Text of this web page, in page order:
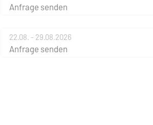
Anfrage senden
22.08. - 29.08.2026
Anfrage senden